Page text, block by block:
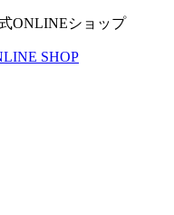
ONLINEショップ
SHOP